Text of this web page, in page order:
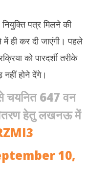
पत्र मिलने की
ही कर दी जाएंगी। पहले
को पारदर्शी तरीके
होने देंगे।
चयनित 647 वन
हेतु लखनऊ में
10,